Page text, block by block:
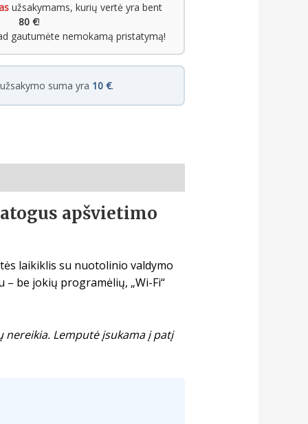
užsakymams, kurių vertė yra bent
80 €!
gautumėte nemokamą pristatymą!
suma yra 10 €.
apšvietimo
laikiklis su nuotolinio valdymo
be jokių programėlių, „Wi-Fi“
nereikia. Lemputė įsukama į patį